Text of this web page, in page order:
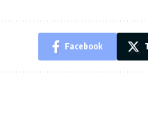
Facebook